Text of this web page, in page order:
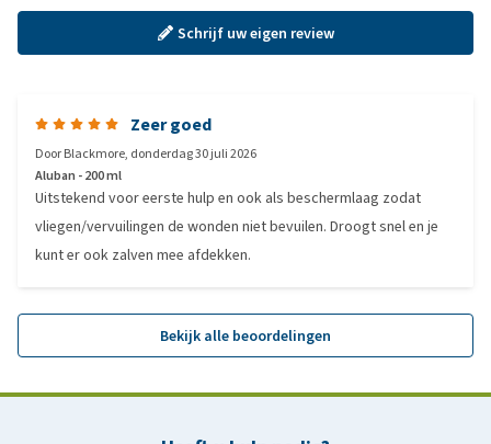
Schrijf uw eigen review
Zeer goed
DoorBlackmore, donderdag 30 juli 2026
Aluban - 200 ml
Uitstekend voor eerste hulp en ook als beschermlaag zodat
vliegen/vervuilingen de wonden niet bevuilen. Droogt snel en je
kunt er ook zalven mee afdekken.
Bekijk alle beoordelingen